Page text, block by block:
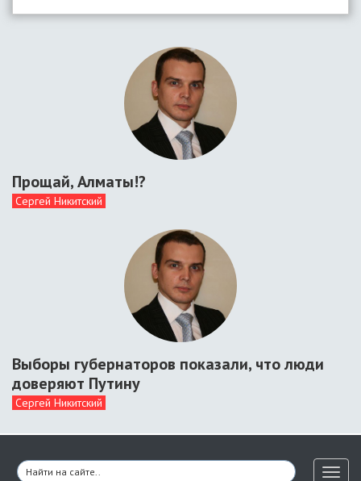
Прощай, Алматы!?
Сергей Никитский
Выборы губернаторов показали, что люди
доверяют Путину
Сергей Никитский